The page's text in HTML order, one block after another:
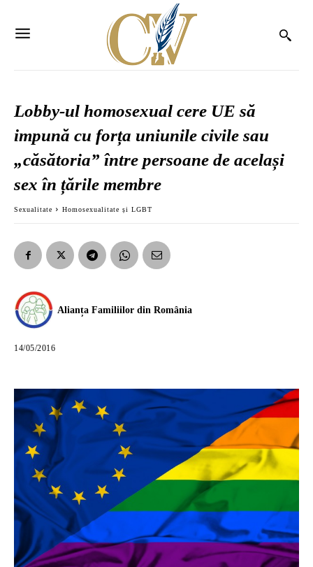
Lobby-ul homosexual cere UE să
impună cu forța uniunile civile sau
„căsătoria” între persoane de același
sex în țările membre
Sexualitate Homosexualitate și LGBT
Alianța Familiilor din România
14/05/2016